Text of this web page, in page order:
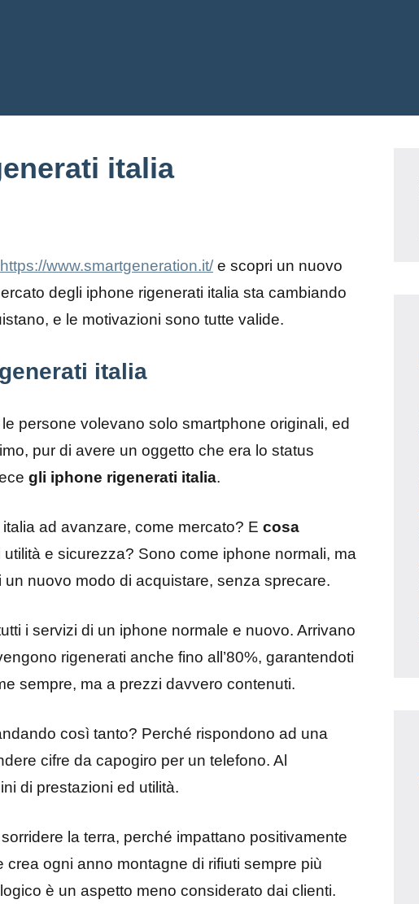
italia
https://www.smartgeneration.it/ e scopri un nuovo
degli iphone rigenerati italia sta cambiando
e le motivazioni sono tutte valide.
italia
persone volevano solo smartphone originali, ed
pur di avere un oggetto che era lo status
gli iphone rigenerati italia.
ad avanzare, come mercato? E cosa
e sicurezza? Sono come iphone normali, ma
un nuovo modo di acquistare, senza sprecare.
i servizi di un iphone normale e nuovo. Arrivano
rigenerati anche fino all’80%, garantendoti
sempre, ma a prezzi davvero contenuti.
così tanto? Perché rispondono ad una
cifre da capogiro per un telefono. Al
di prestazioni ed utilità.
la terra, perché impattano positivamente
ogni anno montagne di rifiuti sempre più
è un aspetto meno considerato dai clienti.